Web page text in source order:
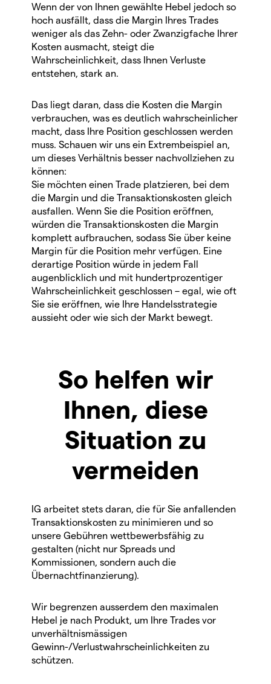
Wenn der von Ihnen gewählte Hebel jedoch so
hoch ausfällt, dass die Margin Ihres Trades
weniger als das Zehn- oder Zwanzigfache Ihrer
Kosten ausmacht, steigt die
Wahrscheinlichkeit, dass Ihnen Verluste
entstehen, stark an.
Das liegt daran, dass die Kosten die Margin
verbrauchen, was es deutlich wahrscheinlicher
macht, dass Ihre Position geschlossen werden
muss. Schauen wir uns ein Extrembeispiel an,
um dieses Verhältnis besser nachvollziehen zu
können:
Sie möchten einen Trade platzieren, bei dem
die Margin und die Transaktionskosten gleich
ausfallen. Wenn Sie die Position eröffnen,
würden die Transaktionskosten die Margin
komplett aufbrauchen, sodass Sie über keine
Margin für die Position mehr verfügen. Eine
derartige Position würde in jedem Fall
augenblicklich und mit hundertprozentiger
Wahrscheinlichkeit geschlossen – egal, wie oft
Sie sie eröffnen, wie Ihre Handelsstrategie
aussieht oder wie sich der Markt bewegt.
So helfen wir
Ihnen, diese
Situation zu
vermeiden
IG arbeitet stets daran, die für Sie anfallenden
Transaktionskosten zu minimieren und so
unsere Gebühren wettbewerbsfähig zu
gestalten (nicht nur Spreads und
Kommissionen, sondern auch die
Übernachtfinanzierung).
Wir begrenzen ausserdem den maximalen
Hebel je nach Produkt, um Ihre Trades vor
unverhältnismässigen
Gewinn-/Verlustwahrscheinlichkeiten zu
schützen.